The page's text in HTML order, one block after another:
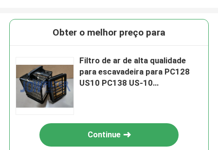
Obter o melhor preço para
Filtro de ar de alta qualidade
para escavadeira para PC128
US10 PC138 US-10
Continue